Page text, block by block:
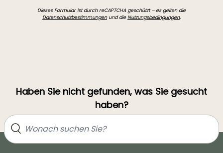
Dieses Formular ist durch reCAPTCHA geschützt – es gelten die
Datenschutzbestimmungenund dieNutzungsbedingungen.
Haben Sie nicht gefunden, was Sie gesucht
haben?